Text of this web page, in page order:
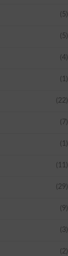
(5)
(5)
(4)
(1)
(22)
(7)
(1)
(11)
(29)
(9)
(3)
(2)